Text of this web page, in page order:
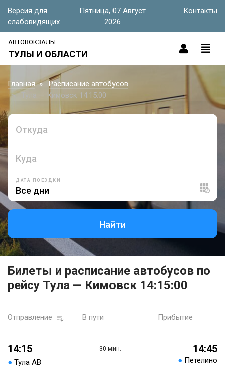
Версия для
слабовидящих
Пятница, 07 Август
2026
Контакты
АВТОВОКЗАЛЫ
ТУЛЫ И ОБЛАСТИ
Главная
Расписание автобусов
Тула — Кимовск 14:15:00
Откуда
Куда
ДАТА ПОЕЗДКИ
Найти
Билеты и расписание автобусов по
рейсу Тула — Кимовск 14:15:00
Отправление В пути Прибытие
14:15
● Тула АВ
30 мин. 14:45
● Петелино